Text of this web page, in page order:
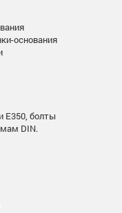
основания
Е350, болты
DIN.